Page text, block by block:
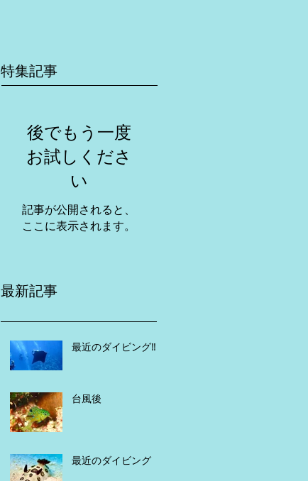
特集記事
後でもう一度
お試しくださ
い
記事が公開されると、
ここに表示されます。
最新記事
最近のダイビング‼️
台風後
最近のダイビング